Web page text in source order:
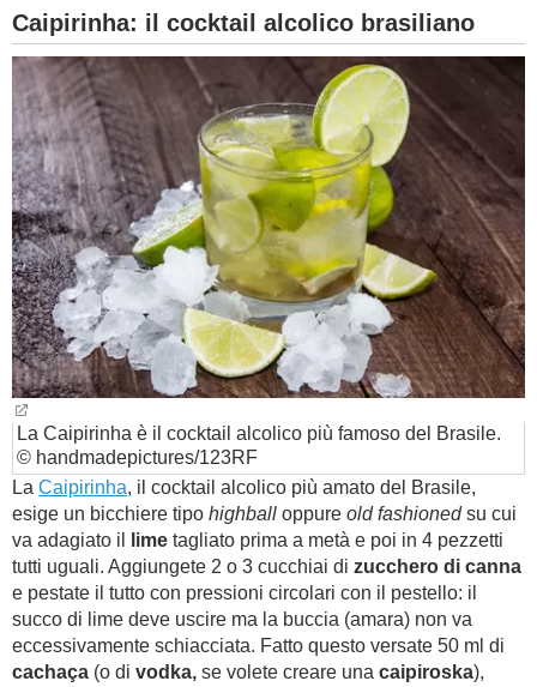
Caipirinha: il cocktail alcolico brasiliano
La Caipirinha è il cocktail alcolico più famoso del Brasile.
© handmadepictures/123RF
La Caipirinha, il cocktail alcolico più amato del Brasile,
esige un bicchiere tipo highball oppure old fashionedsu cui
va adagiato il
lime tagliato prima a metà e poi in 4 pezzetti
tutti uguali. Aggiungete 2 o 3 cucchiai di zucchero di canna
e pestate il tutto con pressioni circolari con il pestello: il
succo di lime deve uscire ma la buccia (amara) non va
eccessivamente schiacciata. Fatto questo versate 50 ml di
cachaça (o di vodka, se volete creare una caipiroska),